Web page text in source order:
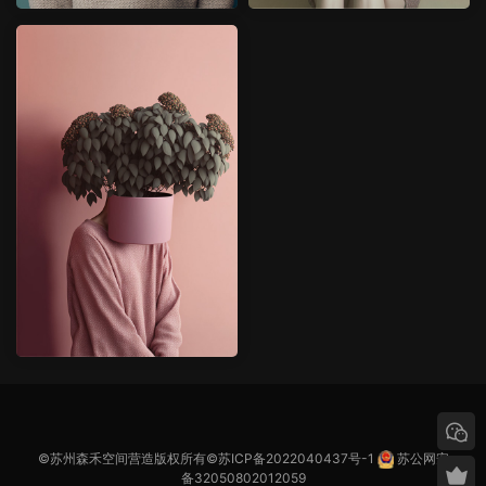
©苏州森禾空间营造版权所有©苏ICP备2022040437号-1
苏公网安
备32050802012059